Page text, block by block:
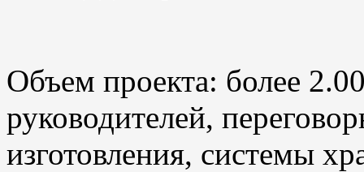
Объем проекта: более
руководителей,
изготовления, системы